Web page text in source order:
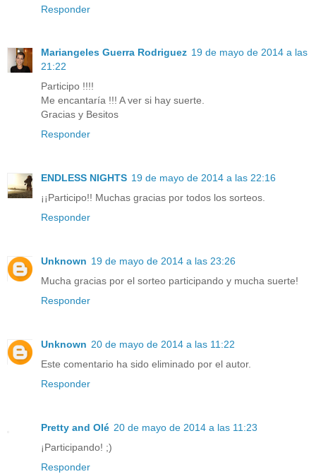
Responder
Mariangeles Guerra Rodriguez 19 de mayo de 2014 a las
21:22
Participo !!!!
Me encantaría !!! A ver si hay suerte.
Gracias y Besitos
Responder
ENDLESS NIGHTS 19 de mayo de 2014 a las 22:16
¡¡Participo!! Muchas gracias por todos los sorteos.
Responder
Unknown 19 de mayo de 2014 a las 23:26
Mucha gracias por el sorteo participando y mucha suerte!
Responder
Unknown 20 de mayo de 2014 a las 11:22
Este comentario ha sido eliminado por el autor.
Responder
Pretty and Olé 20 de mayo de 2014 a las 11:23
¡Participando! ;)
Responder